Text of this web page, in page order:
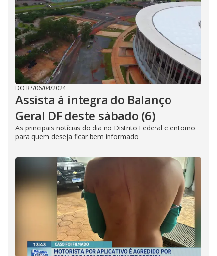
DO R7/06/04/2024
Assista à íntegra do Balanço
Geral DF deste sábado (6)
As principais notícias do dia no Distrito Federal e entorno
para quem deseja ficar bem informado